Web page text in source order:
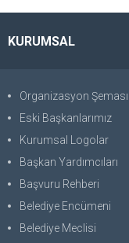
KURUMSAL
Organizasyon Şeması
Eski Başkanlarımız
Kurumsal Logolar
Başkan Yardımcıları
Başvuru Rehberi
Belediye Encümeni
Belediye Meclisi